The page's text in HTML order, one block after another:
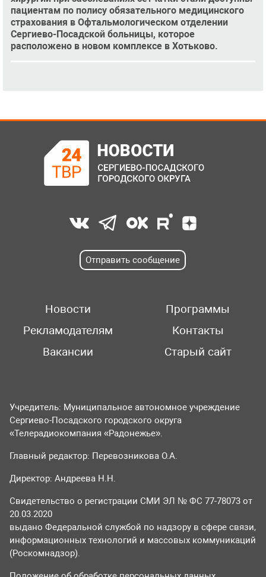
пациентам по полису обязательного медицинского
страхования в Офтальмологическом отделении
Сергиево-Посадской больницы, которое
расположено в новом комплексе в Хотьково.
Отправить сообщение
Новости
Программы
Рекламодателям
Контакты
Вакансии
Старый сайт
Учредитель: Муниципальное автономное учреждение
Сергиево-Посадского городского округа
«Телерадиокомпания «Радонежье».
Главный редактор: Перевозникова О.А.
Директор: Андреева Н.Н.
Свидетельство о регистрации СМИ ЭЛ № ФС 77-78073 от
20.03.2020
выдано Федеральной службой по надзору в сфере связи,
информационных технологий и массовых коммуникаций
(Роскомнадзор).